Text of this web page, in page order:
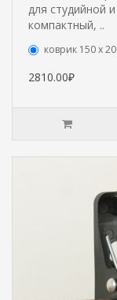
для студийной
компактный, ..
коврик 150 х
2810.00₽